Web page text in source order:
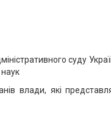
суду
влади, які